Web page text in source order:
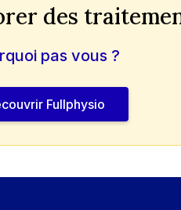
des
pas vous ?
Fullphysio